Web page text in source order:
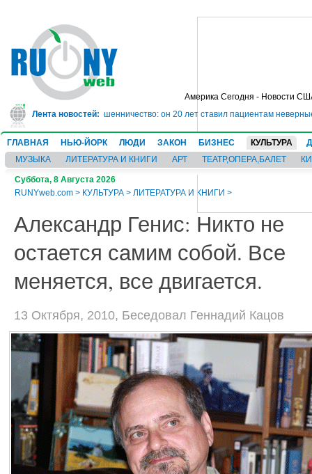
Америка Сегодня - Новости
Лента новостей:
на 10 лет за мошенничество: он 20 лет ставил пациентам неверные
ГЛАВНАЯ НЬЮ-ЙОРК ЛЮДИ ЗАКОН БИЗНЕС КУЛЬТУРА
МУЗЫКА
ЛИТЕРАТУРА И КНИГИ АРТ ТЕАТР,ОПЕРА,БАЛЕТ
Суббота, 8 Августа 2026
RUNYweb.com > КУЛЬТУРА > ЛИТЕРАТУРА И КНИГИ >
Александр Генис: Никто не
остается самим собой. Все
меняется, все двигается.
13 Октября, 2010, Беседовал Геннадий Кацов